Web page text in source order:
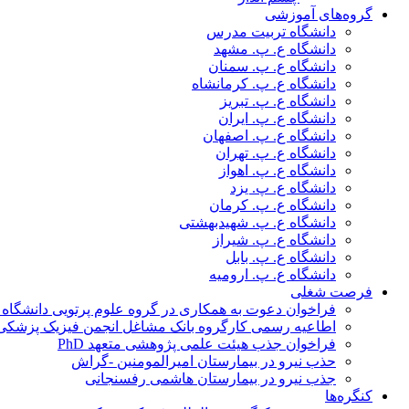
گروه‌های آموزشی
دانشگاه تربیت مدرس
دانشگاه ع. پ. مشهد
دانشگاه ع. پ. سمنان
دانشگاه ع. پ. کرمانشاه
دانشگاه ع. پ. تبریز
دانشگاه ع. پ. ایران
دانشگاه ع. پ. اصفهان
دانشگاه ع. پ. تهران
دانشگاه ع. پ. اهواز
دانشگاه ع. پ. یزد
دانشگاه ع. پ. کرمان
دانشگاه ع. پ. شهید‌بهشتی
دانشگاه ع. پ. شیراز
دانشگاه ع. پ. بابل
دانشگاه ع. پ. ارومیه
فرصت شغلی
فراخوان دعوت به همکاری در گروه علوم پرتویی دانشگاه
اطاعیه رسمی کارگروه بانک مشاغل انجمن فیزیک
فراخوان جذب هیئت علمی پژوهشی متعهد PhD
حذب نیرو در بیمارستان امیرالمومنین -گراش
جذب نیرو در بیمارستان هاشمی رفسنجانی
کنگره‌ها